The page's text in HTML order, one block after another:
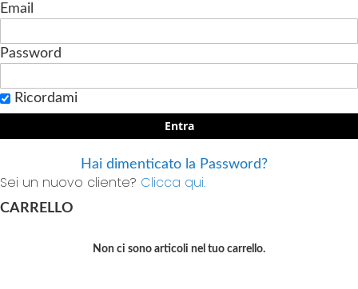
Email
Password
Ricordami
Entra
Hai dimenticato la Password?
Sei un nuovo cliente? Clicca qui.
CARRELLO
Non ci sono articoli nel tuo carrello.